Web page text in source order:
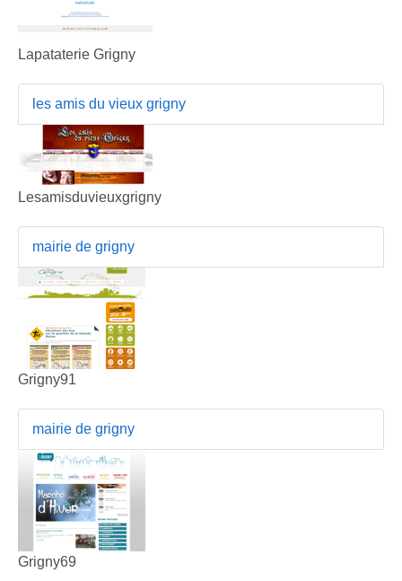
Lapataterie Grigny
les amis du vieux grigny
Lesamisduvieuxgrigny
mairie de grigny
Grigny91
mairie de grigny
Grigny69